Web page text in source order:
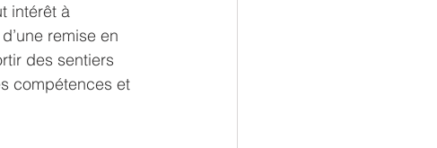
intérêt à
remise en
des sentiers
compétences et